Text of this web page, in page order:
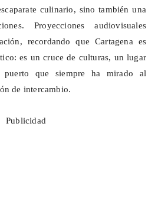
culinario, sino también una
Proyecciones audiovisuales
recordando que Cartagena es
es un cruce de culturas, un lugar
que siempre ha mirado al
de intercambio.
Publicidad